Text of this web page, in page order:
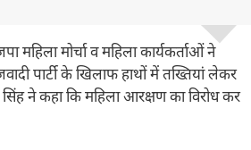
महिला मोर्चा व महिला कार्यकर्ताओं ने
पार्टी के खिलाफ हाथों में तख्तियां लेकर
सिंह ने कहा कि महिला आरक्षण का विरोध कर